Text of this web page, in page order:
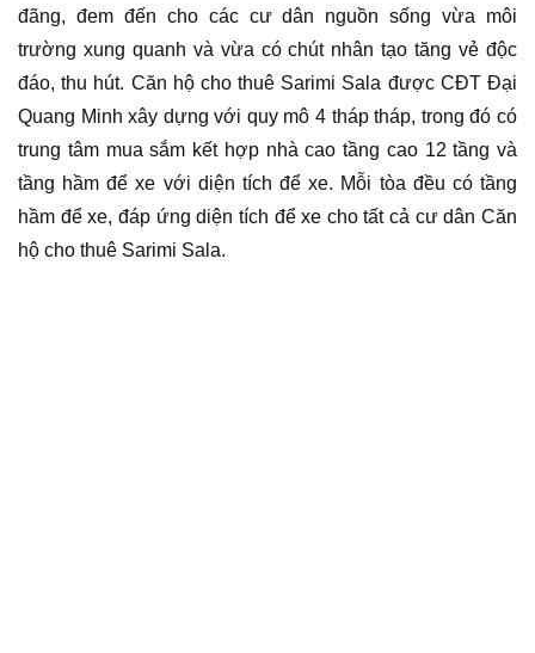
đãng, đem đến cho các cư dân nguồn sống vừa môi
trường xung quanh và vừa có chút nhân tạo tăng vẻ độc
đáo, thu hút. Căn hộ cho thuê Sarimi Sala được CĐT Đại
Quang Minh xây dựng với quy mô 4 tháp tháp, trong đó có
trung tâm mua sắm kết hợp nhà cao tầng cao 12 tầng và
tầng hầm để xe với diện tích để xe. Mỗi tòa đều có tầng
hầm để xe, đáp ứng diện tích để xe cho tất cả cư dân Căn
hộ cho thuê Sarimi Sala.